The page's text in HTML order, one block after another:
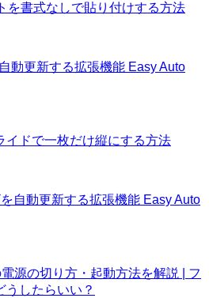
を書式なしで貼り付けする方法
動更新する拡張機能 Easy Auto
イドで一枚だけ縦にする方法
自動更新する拡張機能 Easy Auto
源の切り方・起動方法を解説 | フ
うしたらいい？